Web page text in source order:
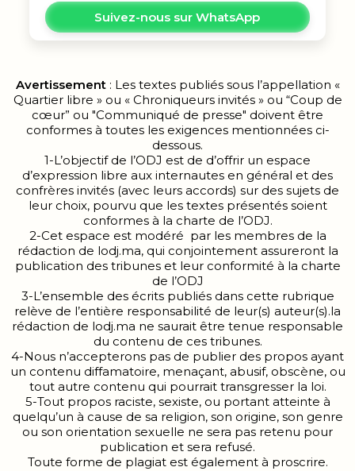
Suivez-nous sur WhatsApp
Avertissement: Les textes publiés sous l’appellation «
Quartier libre » ou « Chroniqueurs invités » ou “Coup de
cœur” ou "Communiqué de presse" doivent être
conformes à toutes les exigences mentionnées ci-
dessous.
1-L’objectif de l’ODJ est de d’offrir un espace
d’expression libre aux internautes en général et des
confrères invités (avec leurs accords) sur des sujets de
leur choix, pourvu que les textes présentés soient
conformes à la charte de l’ODJ.
2-Cet espace est modéré par les membres de la
rédaction de lodj.ma, qui conjointement assureront la
publication des tribunes et leur conformité à la charte
de l’ODJ
3-L’ensemble des écrits publiés dans cette rubrique
relève de l’entière responsabilité de leur(s) auteur(s).la
rédaction de lodj.ma ne saurait être tenue responsable
du contenu de ces tribunes.
4-Nous n’accepterons pas de publier des propos ayant
un contenu diffamatoire, menaçant, abusif, obscène, ou
tout autre contenu qui pourrait transgresser la loi.
5-Tout propos raciste, sexiste, ou portant atteinte à
quelqu’un à cause de sa religion, son origine, son genre
ou son orientation sexuelle ne sera pas retenu pour
publication et sera refusé.
Toute forme de plagiat est également à proscrire.